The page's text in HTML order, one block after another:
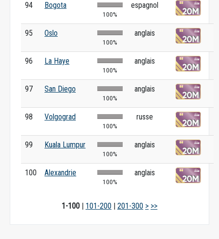
94 Bogota
100%
espagnol
95 Oslo
100%
anglais
96 La Haye
100%
anglais
97 San Diego
100%
anglais
98 Volgograd
100%
russe
99 Kuala Lumpur
100%
anglais
100 Alexandrie
100%
anglais
1-100 | 101-200 | 201-300 > >>